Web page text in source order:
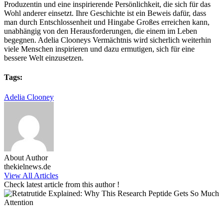
Produzentin und eine inspirierende Persönlichkeit, die sich für das
Wohl anderer einsetzt. Ihre Geschichte ist ein Beweis dafür, dass
man durch Entschlossenheit und Hingabe Großes erreichen kann,
unabhängig von den Herausforderungen, die einem im Leben
begegnen. Adelia Clooneys Vermächtnis wird sicherlich weiterhin
viele Menschen inspirieren und dazu ermutigen, sich für eine
bessere Welt einzusetzen.
Tags:
Adelia Clooney
About Author
thekielnews.de
View All Articles
Check latest article from this author !